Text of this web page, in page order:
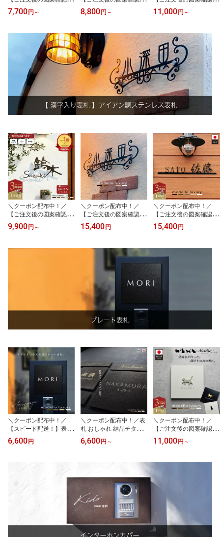
り！楽天ランキング1位
受賞】表札 ステンレス
門柱 オスポール LIXIL 玄
関 ポスト リクシル hl8型
シール【エクリチュール
デザイン1】日本製
7,700円 ～
り！】表札 ステンレス
【ミラノカラーズ】5mm
ーマ字 アルファベット
おしゃれ
8,800円 ～
り！】表札 ステンレス
【タイプA】【スピード
イアン調 ネームプレート
戸建て おしゃれ かわい
い 日本製 3mm厚 5mm厚
11,000円 ～
＼クーポン配布中！／
【ご注文後の図案確認あ
り！】表札 ステンレス
【ラ・モード リザーラ】
5mm厚 アイアン調 ネー
9,900 円 ～
＼クーポン配布中！／
【ご注文後の図案確認あ
り！】表札 ステンレス
【エレガント・ナチュラ
調 ネームプレート 戸建
て おしゃれ 切り文字 ロ
ーマ字 アルファベット
漢字 洋風 国内生産 日本
15,400 円
＼クーポン配布中！／
【ご注文後の図案確認あ
り！】表札 ステンレス
【エレガントライン】3
プレート 戸建て おしゃ
れ 切り文字 ローマ字 ア
ルファベット 漢字 国内
生産 日本製
15,400 円
＼クーポン配布中！／
【スピード配送！】表札
おしゃれ 戸建て タイル
アルミ【オマージュ フォ
6,600 円
＼クーポン配布中！／表
札 おしゃれ 結晶チタン
プレート【クリスタルチ
タン】【ご注文後の図案
も最適！戸建て チタニウ
ープ
6,600 円 ～
＼クーポン配布中！／
【ご注文後の図案確認あ
り！】表札 猫 ねこ おし
ゃれ タイル シール アル
ショコラ】機能門柱にも
11,000 円 ～